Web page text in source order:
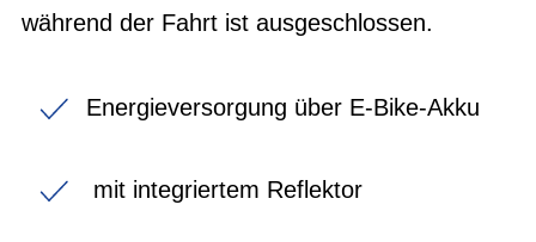
während der Fahrt ist ausgeschlossen.
Energieversorgung über E-Bike-Akku
mit integriertem Reflektor